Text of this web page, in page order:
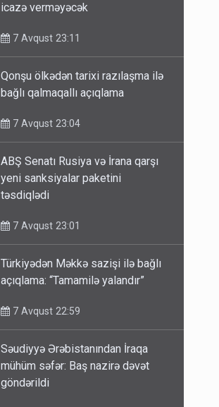
icazə verməyəcək
7 Avqust 23:11
Qonşu ölkədən tarixi razılaşma ilə
bağlı qalmaqallı açıqlama
7 Avqust 23:04
ABŞ Senatı Rusiya və İrana qarşı
yeni sanksiyalar paketini
təsdiqlədi
7 Avqust 23:01
Türkiyədən Məkkə sazişi ilə bağlı
açıqlama: “Tamamilə yalandır”
7 Avqust 22:59
Səudiyyə Ərəbistanından İraqa
mühüm səfər: Baş nazirə dəvət
göndərildi